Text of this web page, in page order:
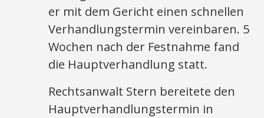
er mit dem Gericht einen schnellen
Verhandlungstermin vereinbaren. 5
Wochen nach der Festnahme fand
die Hauptverhandlung statt.
Rechtsanwalt Stern bereitete den
Hauptverhandlungstermin in